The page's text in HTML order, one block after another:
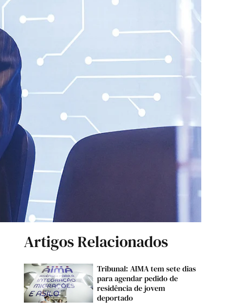
Artigos Relacionados
Tribunal: AIMA tem sete dias
para agendar pedido de
residência de jovem
deportado